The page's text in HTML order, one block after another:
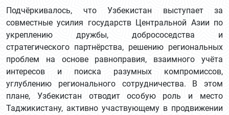
Подчёркивалось, что Узбекистан выступает за
совместные усилия государств Центральной Азии по
укреплению дружбы, добрососедства и
стратегического партнёрства, решению региональных
проблем на основе равноправия, взаимного учёта
интересов и поиска разумных компромиссов,
углублению регионального сотрудничества. В этом
плане, Узбекистан отводит особую роль и место
Таджикистану, активно участвующему в продвижении